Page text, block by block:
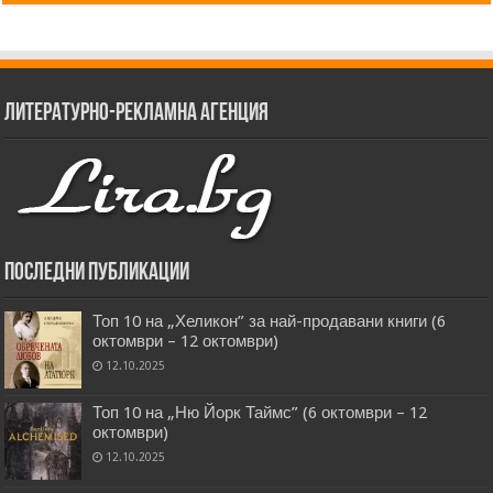
Литературно-рекламна агенция
Последни публикации
Топ 10 на „Хеликон” за най-продавани книги (6
октомври – 12 октомври)
12.10.2025
Топ 10 на „Ню Йорк Таймс” (6 октомври – 12
октомври)
12.10.2025